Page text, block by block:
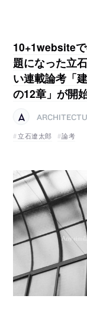
10+1website
題になった立
い連載論考「
の12章」が開
立石遼太郎
論考